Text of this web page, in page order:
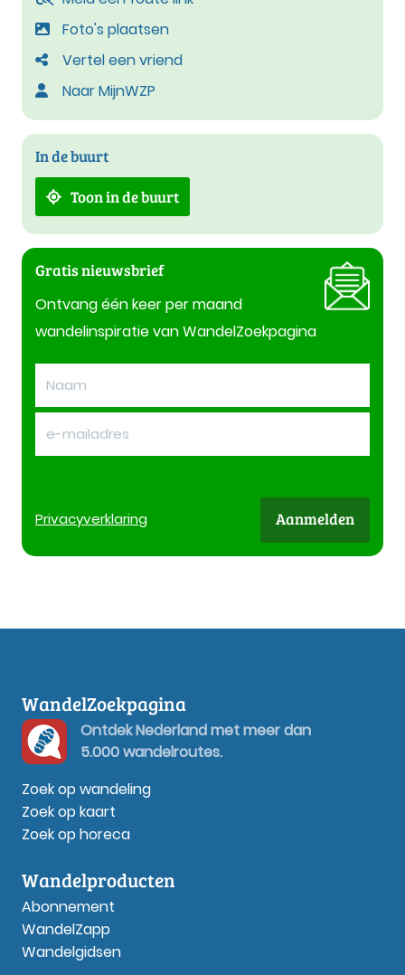
Foto's plaatsen
Vertel een vriend
Naar MijnWZP
In de buurt
Toon in de buurt
Gratis nieuwsbrief
Ontvang één keer per maand
wandelinspiratie van WandelZoekpagina
Privacyverklaring Aanmelden
WandelZoekpagina
Ontdek Nederland met meer dan
5.000 wandelroutes.
Zoek op wandeling
Zoek op kaart
Zoek op horeca
Wandelproducten
Abonnement
WandelZapp
Wandelgidsen